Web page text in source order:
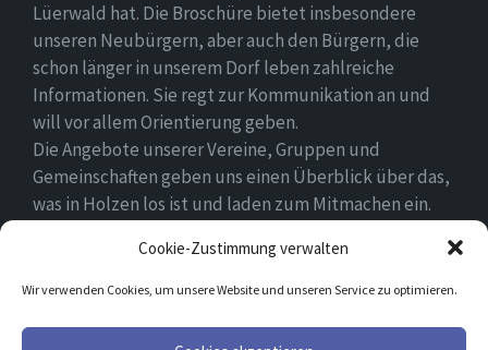
Cookie-Zustimmung verwalten
Wir verwenden Cookies, um unsere Website und unseren Service zu optimieren.
Lüerwald hat. Die Broschüre bietet insbesondere
unseren Neubürgern, aber auch den Bürgern, die
schon länger in unserem Dorf leben zahlreiche
Informationen. Sie regt zur Kommunikation an und
will vor allem Orientierung geben.
Die Angebote unserer Vereine, Gruppen und
Gemeinschaften geben uns einen Überblick über das,
was in Holzen los ist und laden zum Mitmachen ein.
und hoffen, dass sie sich in ihrem Umfeld wohlfühlen.
Facebook